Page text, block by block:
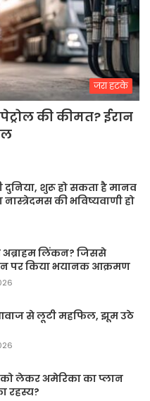
जरा हटके
की कीमत? ईरान
दुनिया, शुरू हो सकता है मानव
की भविष्यवाणी हो
लिंकन? जिससे
पर किया भयानक आक्रमण
से लूटी महफिल, झूम उठे
लेकर अमेरिका का प्लान
रहस्य?